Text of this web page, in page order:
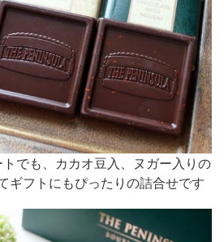
でも、カカオ豆入、ヌガー入りの
ギフトにもぴったりの詰合せです